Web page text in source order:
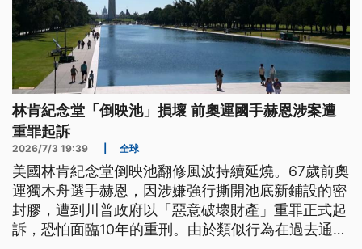
林肯紀念堂「倒映池」損壞 前奧運國手赫恩涉案遭
重罪起訴
2026/7/3 19:39 全球
美國林肯紀念堂倒映池翻修風波持續延燒。67歲前奧
運獨木舟選手赫恩，因涉嫌強行撕開池底新鋪設的密
封膠，遭到川普政府以「惡意破壞財產」重罪正式起
訴，恐怕面臨10年的重刑。由於類似行為在過去通常